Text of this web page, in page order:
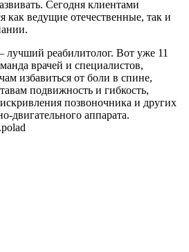
Сегодня клиентами
как ведущие отечественные, так и
реабилитолог. Вот уже 11
врачей и специалистов,
избавиться от боли в спине,
подвижность и гибкость,
позвоночника и других
двигательного аппарата.